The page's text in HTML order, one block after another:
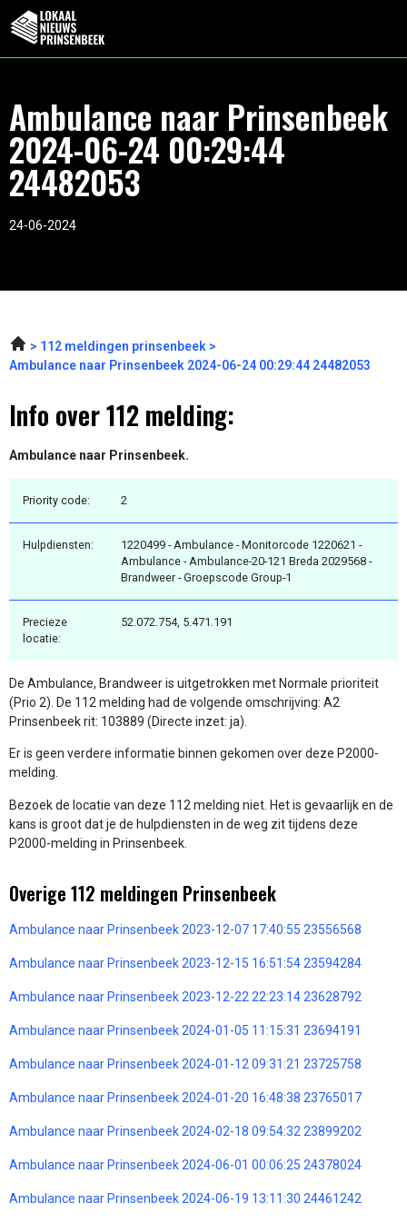
Ambulance naar Prinsenbeek
2024-06-24 00:29:44
24482053
24-06-2024
112 meldingen prinsenbeek
Ambulance naar Prinsenbeek 2024-06-24 00:29:44 24482053
Info over 112 melding:
Ambulance naar Prinsenbeek.
Priority code: 2
Hulpdiensten:
1220499 - Ambulance - Monitorcode 1220621 -
Ambulance - Ambulance-20-121 Breda 2029568 -
Brandweer - Groepscode Group-1
Precieze
locatie:
52.072.754, 5.471.191
De Ambulance, Brandweer is uitgetrokken met Normale prioriteit
(Prio 2). De 112 melding had de volgende omschrijving: A2
Prinsenbeek rit: 103889 (Directe inzet: ja).
Er is geen verdere informatie binnen gekomen over deze P2000-
melding.
Bezoek de locatie van deze 112 melding niet. Het is gevaarlijk en de
kans is groot dat je de hulpdiensten in de weg zit tijdens deze
P2000-melding in Prinsenbeek.
Overige 112 meldingen Prinsenbeek
Ambulance naar Prinsenbeek 2023-12-07 17:40:55 23556568
Ambulance naar Prinsenbeek 2023-12-15 16:51:54 23594284
Ambulance naar Prinsenbeek 2023-12-22 22:23:14 23628792
Ambulance naar Prinsenbeek 2024-01-05 11:15:31 23694191
Ambulance naar Prinsenbeek 2024-01-12 09:31:21 23725758
Ambulance naar Prinsenbeek 2024-01-20 16:48:38 23765017
Ambulance naar Prinsenbeek 2024-02-18 09:54:32 23899202
Ambulance naar Prinsenbeek 2024-06-01 00:06:25 24378024
Ambulance naar Prinsenbeek 2024-06-19 13:11:30 24461242